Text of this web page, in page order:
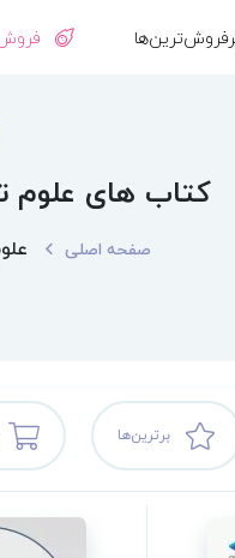
کتاب های علوم
صفحه اصلی
برترین‌ها